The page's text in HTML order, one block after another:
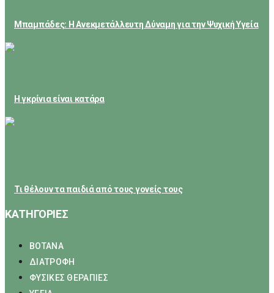
Μπαμπάδες: Η Ανεκμετάλλευτη Δύναμη για την Ψυχική Υγεία
Η γκρίνια είναι κατάρα
Τι θέλουν τα παιδιά από τους γονείς τους
ΚΑΤΗΓΟΡΙΕΣ
ΒΟΤΑΝΑ
ΔΙΑΤΡΟΦΗ
ΦΥΣΙΚΕΣ ΘΕΡΑΠΙΕΣ